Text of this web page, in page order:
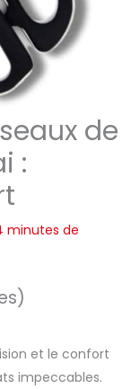
de
:
minutes de
et le confort
impeccables.